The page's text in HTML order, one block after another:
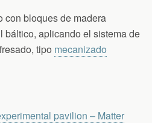
con bloques de madera
báltico, aplicando el sistema de
tipo mecanizado
pavilion – Matter